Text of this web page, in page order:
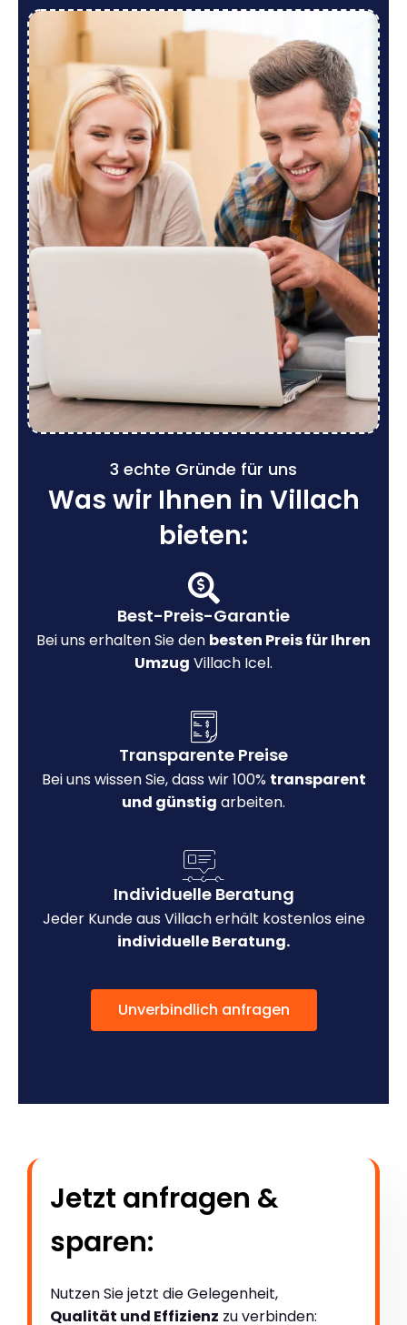
3 echte Gründe für uns
Was wir Ihnen in Villach
bieten:
Best-Preis-Garantie
Bei uns erhalten Sie den besten Preis für Ihren
Umzug Villach Icel.
Transparente Preise
Bei uns wissen Sie, dass wir 100% transparent
und günstig arbeiten.
Individuelle Beratung
Jeder Kunde aus Villach erhält kostenlos eine
individuelle Beratung.
Unverbindlich anfragen
Jetzt anfragen &
sparen:
Nutzen Sie jetzt die Gelegenheit,
Qualität und Effizienz zu verbinden: